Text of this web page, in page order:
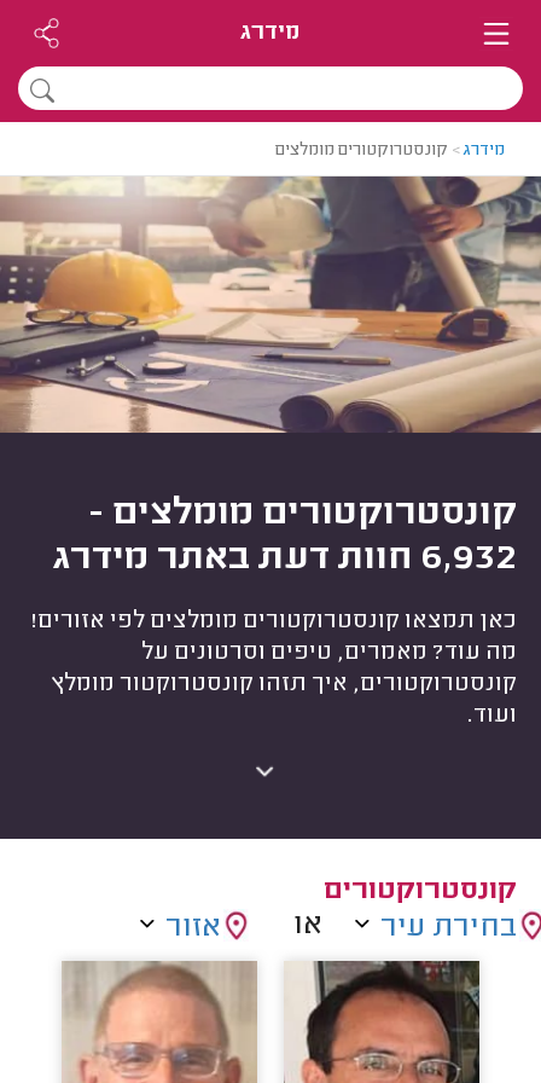
מידרג
מידרג> קונסטרוקטורים מומלצים
קונסטרוקטורים מומלצים -
6,932 חוות דעת באתר מידרג
כאן תמצאו קונסטרוקטורים מומלצים לפי אזורים!
מה עוד? מאמרים, טיפים וסרטונים על
קונסטרוקטורים, איך תזהו קונסטרוקטור מומלץ
ועוד.
קונסטרוקטורים
בחירת עיר או אזור